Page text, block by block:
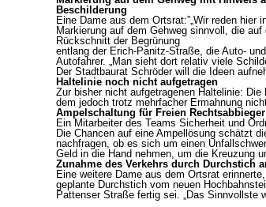
Beschilderung
Eine Dame aus dem Ortsrat:”„Wir reden hier
Markierung auf dem Gehweg sinnvoll, die
Rückschnitt der Begrünung
entlang der Erich-Panitz-Straße, die Auto-
Autofahrer. „Man sieht dort relativ viele
Der Stadtbaurat Schröder will die Ideen
Haltelinie noch nicht aufgetragen
Zur bisher nicht aufgetragenen Haltelinie:
dem jedoch trotz mehrfacher Ermahnung
Ampelschaltung für Freien Rechtsabbieger
Ein Mitarbeiter des Teams Sicherheit und
Die Chancen auf eine Ampellösung schätzt
nachfragen, ob es sich um einen
Geld in die Hand nehmen, um die Kreuzung
Zunahme des Verkehrs durch Durchstich
Eine weitere Dame aus dem Ortsrat
geplante Durchstich vom neuen
Pattenser Straße fertig sei. „Das Sinnvollste